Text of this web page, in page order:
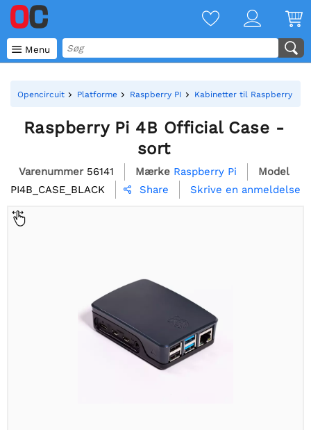
 Menu
Opencircuit Platforme Raspberry PI Kabinetter til Raspberry Pi
Raspberry Pi 4B Official Case -
sort
Varenummer 56141 Mærke Raspberry Pi
Model
PI4B_CASE_BLACK
 Share Skrive en anmeldelse